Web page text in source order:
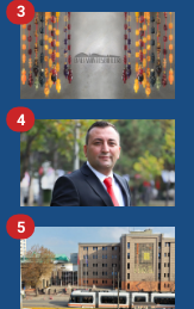
3
4
5